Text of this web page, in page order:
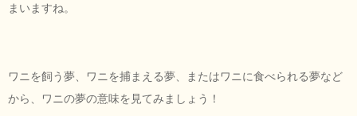
まいますね。
ワニを飼う夢、ワニを捕まえる夢、またはワニに食べられる夢など
から、ワニの夢の意味を見てみましょう！